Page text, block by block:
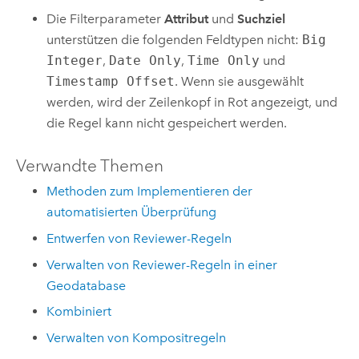
Die FilterparameterAttributundSuchziel
unterstützen die folgenden Feldtypen nicht: Big
Integer, Date Only,Time Only und
Timestamp Offset. Wenn sie ausgewählt
werden, wird der Zeilenkopf in Rot angezeigt, und
die Regel kann nicht gespeichert werden.
Verwandte Themen
Methoden zum Implementieren der
automatisierten Überprüfung
Entwerfen von Reviewer-Regeln
Verwalten von Reviewer-Regeln in einer
Geodatabase
Kombiniert
Verwalten von Kompositregeln